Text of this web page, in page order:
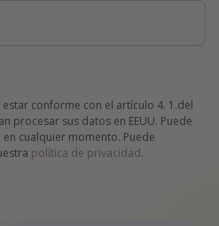
conforme con el artículo 4. 1.del
procesar sus datos en EEUU. Puede
cualquier momento. Puede
política de privacidad.